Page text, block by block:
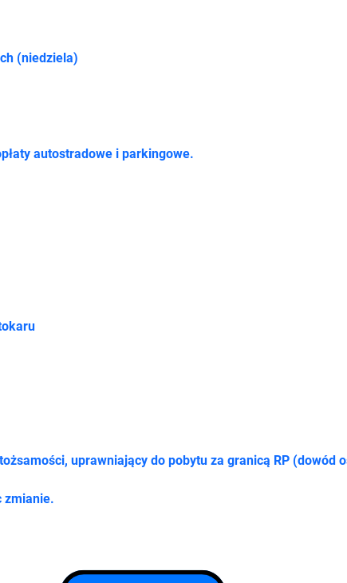
(niedziela)
autostradowe i parkingowe.
uprawniający do pobytu za granicą RP (dowód
zmianie.